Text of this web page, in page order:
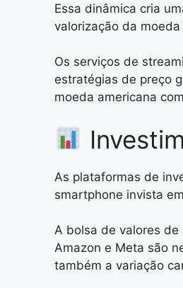
Essa dinâmica cria
valorização da
Os serviços de
estratégias de preço
moeda americana
As plataformas de
smartphone invista
A bolsa de valores de
Amazon e Meta são
também a variação